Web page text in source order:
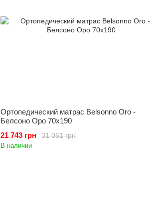
Ортопедический матрас Belsonno Oro -
Белсоно Оро 70x190
31 061 грн
21 743 грн
В наличии